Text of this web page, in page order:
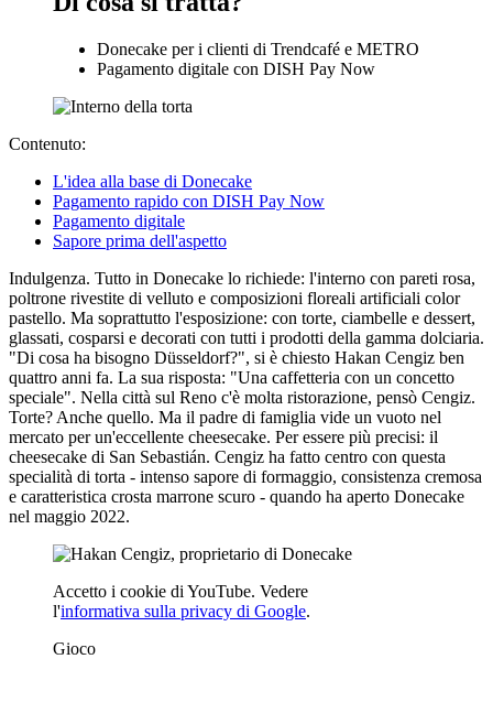
Donecake per i clienti di Trendcafé e METRO
Pagamento digitale con DISH Pay Now
Contenuto:
L'idea alla base di Donecake
Pagamento rapido con DISH Pay Now
Pagamento digitale
Sapore prima dell'aspetto
Indulgenza. Tutto in Donecake lo richiede: l'interno con pareti rosa,
poltrone rivestite di velluto e composizioni floreali artificiali color
pastello. Ma soprattutto l'esposizione: con torte, ciambelle e dessert,
glassati, cosparsi e decorati con tutti i prodotti della gamma dolciaria.
"Di cosa ha bisogno Düsseldorf?", si è chiesto Hakan Cengiz ben
quattro anni fa. La sua risposta: "Una caffetteria con un concetto
speciale". Nella città sul Reno c'è molta ristorazione, pensò Cengiz.
Torte? Anche quello. Ma il padre di famiglia vide un vuoto nel
mercato per un'eccellente cheesecake. Per essere più precisi: il
cheesecake di San Sebastián. Cengiz ha fatto centro con questa
specialità di torta - intenso sapore di formaggio, consistenza cremosa
e caratteristica crosta marrone scuro - quando ha aperto Donecake
nel maggio 2022.
Accetto i cookie di YouTube. Vedere
l'informativa sulla privacy di Google.
Gioco